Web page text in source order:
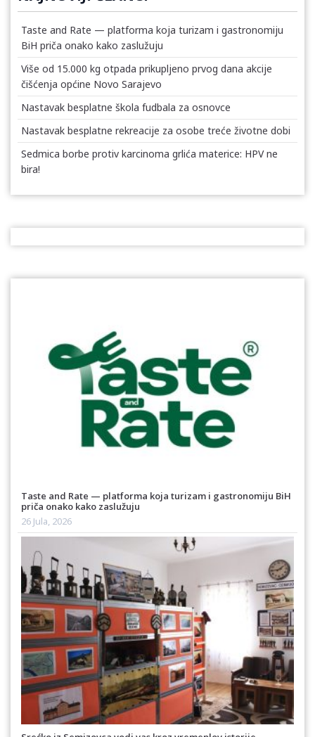
Taste and Rate — platforma koja turizam i gastronomiju
BiH priča onako kako zaslužuju
Više od 15.000 kg otpada prikupljeno prvog dana akcije
čišćenja općine Novo Sarajevo
Nastavak besplatne škola fudbala za osnovce
Nastavak besplatne rekreacije za osobe treće životne dobi
Sedmica borbe protiv karcinoma grlića materice: HPV ne
bira!
Taste and Rate — platforma koja turizam i gastronomiju BiH
priča onako kako zaslužuju
26 Jula, 2026